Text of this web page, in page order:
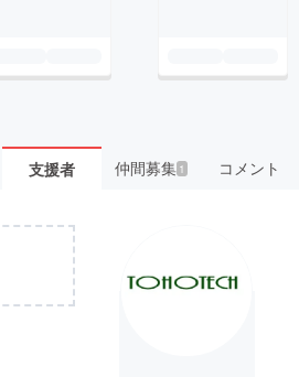
支援者 仲間募集 1 コメント